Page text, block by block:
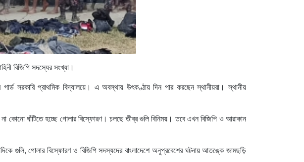
বিজিপি সদস্যের সংখ্যা।
গার্ড সরকারি প্রাথমিক বিদ্যালয়ে। এ অবস্থায় উৎকণ্ঠায় দিন পার করছেন স্থানীয়রা। স্থানীয়
কোনো ঘাঁটিতে হচ্ছে গোলার বিস্ফোরণ। চলছে তীব্র গুলি বিনিময়। তবে এখন বিজিপি ও আরাকান
গুলি, গোলার বিস্ফোরণ ও বিজিপি সদস্যদের বাংলাদেশে অনুপ্রবেশের ঘটনায় আতঙ্কে জামছড়ি